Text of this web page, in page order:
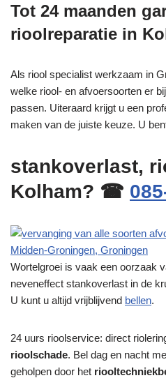
Tot 24 maanden
rioolreparatie in
Als riool specialist werkzaam in
welke riool- en afvoersoorten er
passen. Uiteraard krijgt u een
maken van de juiste keuze. U
stankoverlast,
Kolham? ☎
Wortelgroei is vaak een oorzaak
neveneffect stankoverlast in de
U kunt u altijd vrijblijvend bellen.
24 uurs rioolservice: direct
rioolschade. Bel dag en nacht
geholpen door het